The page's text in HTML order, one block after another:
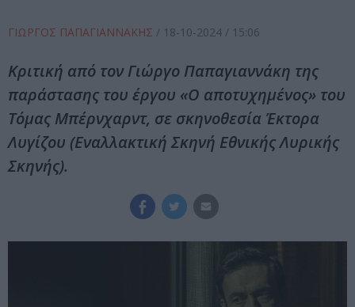
ΓΙΩΡΓΟΣ ΠΑΠΑΓΙΑΝΝΑΚΗΣ / 18-10-2024 / 15:06
Κριτική από τον Γιώργο Παπαγιαννάκη της
παράστασης του έργου «Ο αποτυχημένος» του
Τόμας Μπέρνχαρντ, σε σκηνοθεσία Έκτορα
Λυγίζου (Εναλλακτική Σκηνή Εθνικής Λυρικής
Σκηνής).